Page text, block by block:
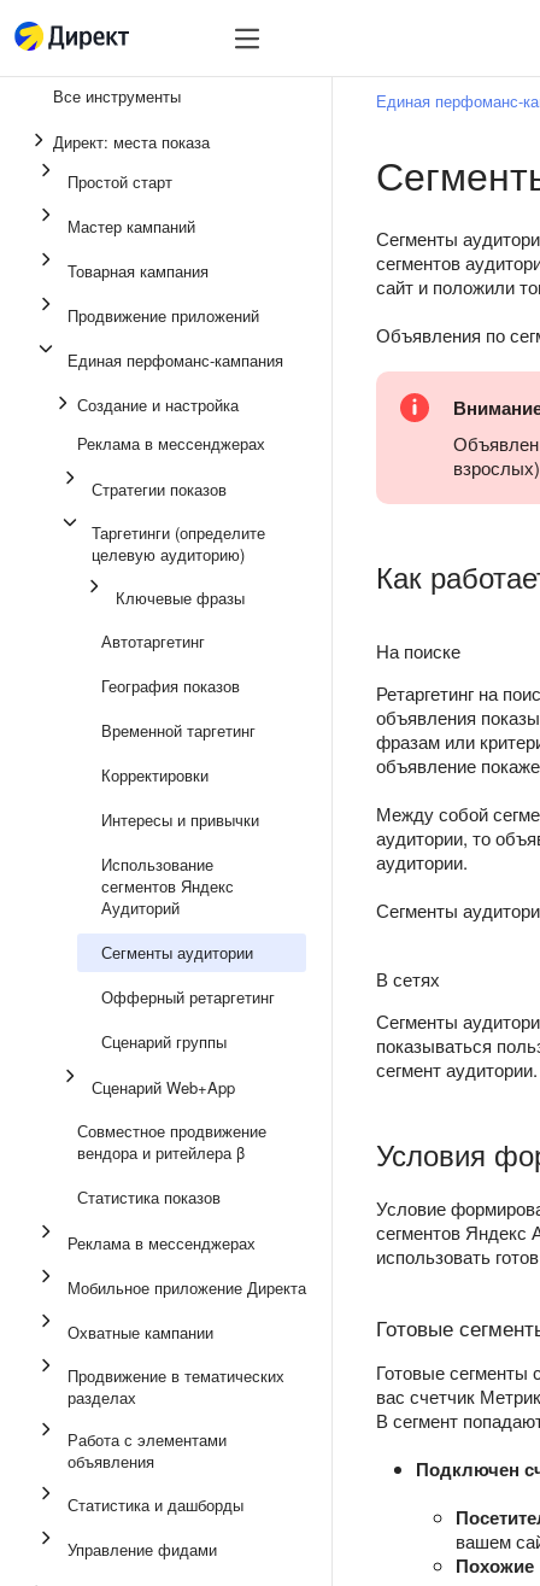
Инструменты
Реклама в
Медийная реклама
Мастер кампаний
Товарная кампания
Простой старт
Все инструменты
Директ: места показа
Простой старт
Мастер кампаний
Товарная кампания
Продвижение приложений
Единая перфоманс-кампания
Создание и настройка
Реклама в мессенджерах
Стратегии показов
Таргетинги (определите
целевую аудиторию)
Ключевые фразы
Автотаргетинг
География показов
Временной таргетинг
Корректировки
Интересы и привычки
Использование
сегментов Яндекс
Аудиторий
Сегменты аудитории
Офферный ретаргетинг
Сценарий группы
Сценарий Web+App
Совместное продвижение
вендора и ритейлера β
Статистика показов
Реклама в мессенджерах
Мобильное приложение Директа
Охватные кампании
Продвижение в тематических
разделах
Работа с элементами
объявления
Статистика и дашборды
Управление фидами
Единая перфоманс-
Сегменты
сегментов
сайт и положили
Объявления по
Как
На поиске
Ретаргетинг на
объявления
фразам или
объявление
Между собой
аудитории, то
аудитории.
Сегменты
В сетях
Сегменты
показываться
сегмент аудитории.
Условия
Условие
сегментов Яндекс
использовать
Готовые
Готовые сегменты
вас счетчик
В сегмент
Подключен
вашем
Похожие